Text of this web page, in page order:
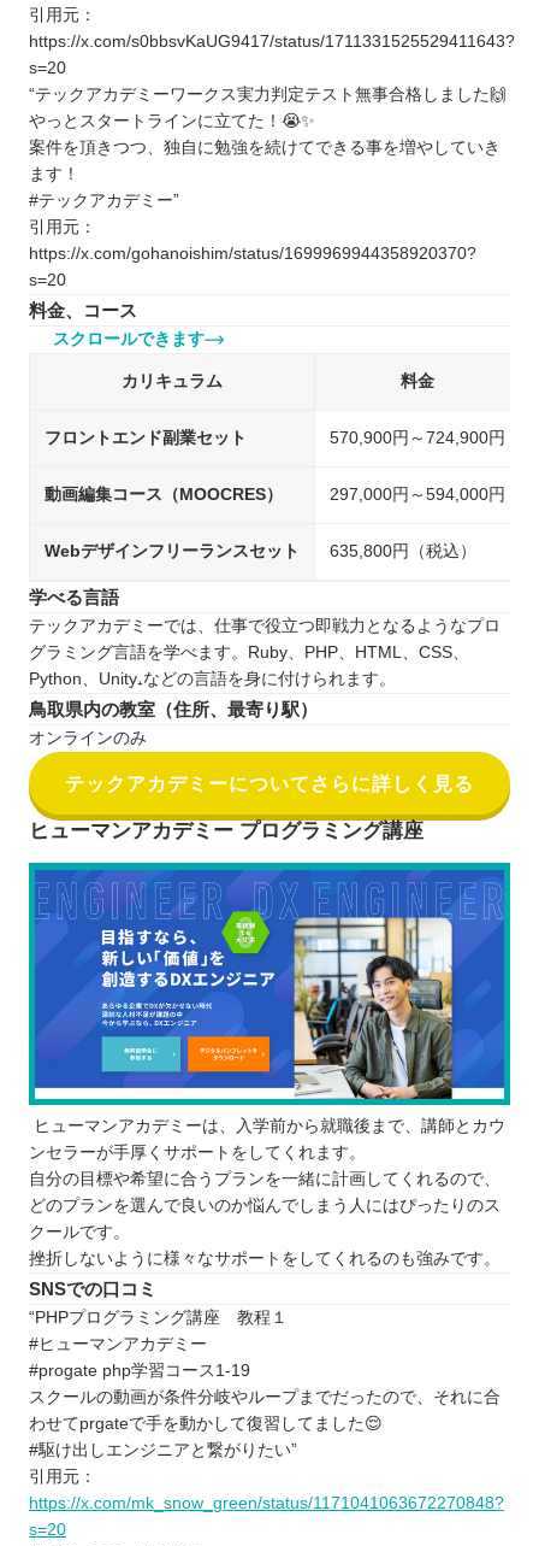
引用元：
https://x.com/s0bbsvKaUG9417/status/1711331525529411643?
s=20
“テックアカデミーワークス実力判定テスト無事合格しました🙌
やっとスタートラインに立てた！😭✨
案件を頂きつつ、独自に勉強を続けてできる事を増やしていき
ます！
#テックアカデミー”
引用元：
https://x.com/gohanoishim/status/1699969944358920370?
s=20
料金、コース
スクロールできます
カリキュラム 料金
フロントエンド副業セット 570,900円～724,900円
動画編集コース（MOOCRES） 297,000円～594,000円
Webデザインフリーランスセット 635,800円（税込）
学べる言語
テックアカデミーでは、仕事で役立つ即戦力となるようなプロ
グラミング言語を学べます。Ruby、PHP、HTML、CSS、
Python、Unity₊などの言語を身に付けられます。
鳥取県内の教室（住所、最寄り駅）
オンラインのみ
テックアカデミーについてさらに詳しく見る
ヒューマンアカデミー プログラミング講座
ヒューマンアカデミーは、入学前から就職後まで、講師とカウ
ンセラーが手厚くサポートをしてくれます。
自分の目標や希望に合うプランを一緒に計画してくれるので、
どのプランを選んで良いのか悩んでしまう人にはぴったりのス
クールです。
挫折しないように様々なサポートをしてくれるのも強みです。
SNSでの口コミ
“PHPプログラミング講座 教程１
#ヒューマンアカデミー
#progate php学習コース1-19
スクールの動画が条件分岐やループまでだったので、それに合
わせてprgateで手を動かして復習してました😌
#駆け出しエンジニアと繋がりたい”
引用元：
https://x.com/mk_snow_green/status/1171041063672270848?
s=20